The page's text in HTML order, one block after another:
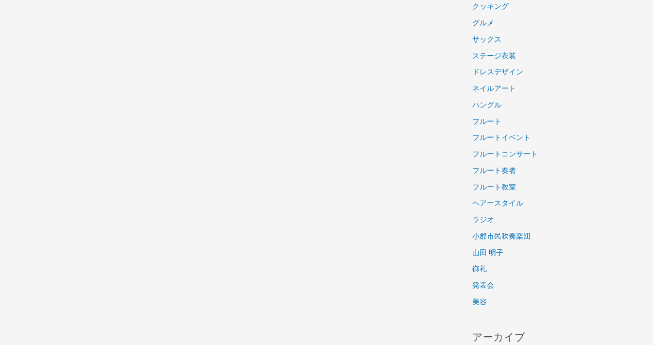
クッキング
グルメ
サックス
ステージ衣装
ドレスデザイン
ネイルアート
ハングル
フルート
フルートイベント
フルートコンサート
フルート奏者
フルート教室
ヘアースタイル
ラジオ
小郡市民吹奏楽団
山田 明子
御礼
発表会
美容
アーカイブ